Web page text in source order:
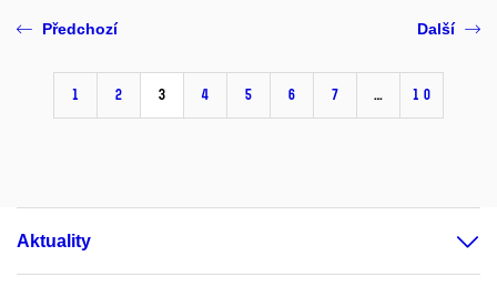
Předchozí
1 2 3 4 5 6 7 … 10
Další
Aktuality